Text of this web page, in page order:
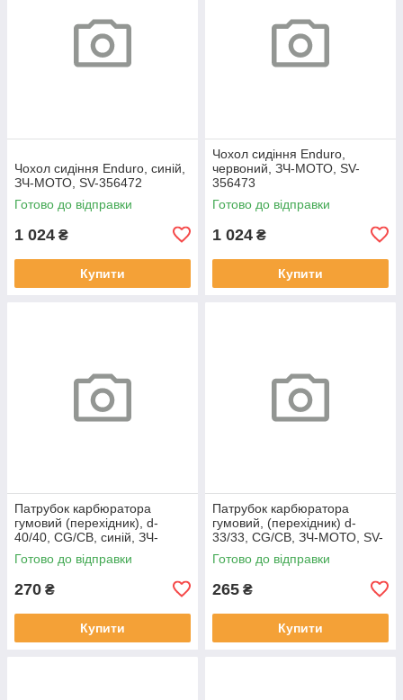
Чохол сидіння Enduro, синій,
ЗЧ-МОТО, SV-356472
Готово до відправки
1 024 ₴
Купити
Чохол сидіння Enduro,
червоний, ЗЧ-МОТО, SV-
356473
Готово до відправки
1 024 ₴
Купити
Патрубок карбюратора
гумовий (перехідник), d-
40/40, CG/CB, синій, ЗЧ-
МОТО, SV-356460
Готово до відправки
270 ₴
Купити
Патрубок карбюратора
гумовий, (перехідник) d-
33/33, CG/CB, ЗЧ-МОТО, SV-
356475
Готово до відправки
265 ₴
Купити